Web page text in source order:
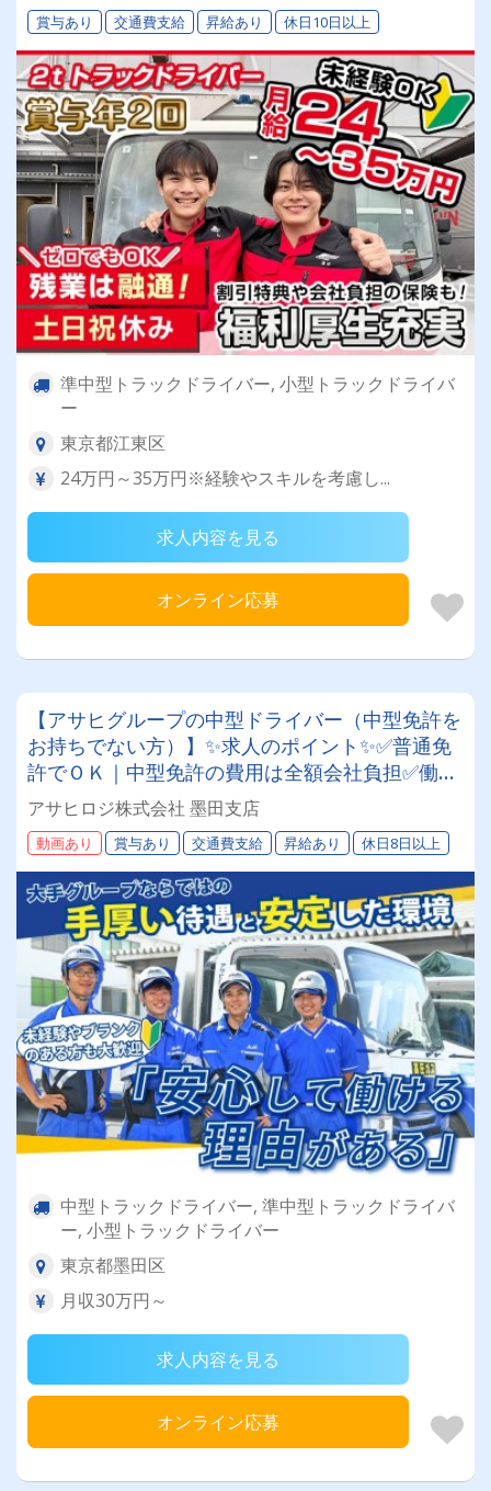
賞与あり 交通費支給 昇給あり 休日10日以上
準中型トラックドライバー, 小型トラックドライバ
ー
東京都江東区
24万円～35万円※経験やスキルを考慮し...
求人内容を見る
オンライン応募
【アサヒグループの中型ドライバー（中型免許を
お持ちでない方）】✨求人のポイント✨✅普通免
許でＯＫ｜中型免許の費用は全額会社負担✅働き
やすい環境｜年間休日117日＆原則土日休み✅成
長をサポート｜人を大切にする温かい社風です✅
充実の福利厚生｜退職金や賞与、共済会など多数
✅安定した業務量｜グループ内外で幅広く事業展
開
アサヒロジ株式会社 墨田支店
動画あり 賞与あり 交通費支給 昇給あり 休日8日以上
中型トラックドライバー, 準中型トラックドライバ
ー, 小型トラックドライバー
東京都墨田区
月収30万円～
求人内容を見る
オンライン応募